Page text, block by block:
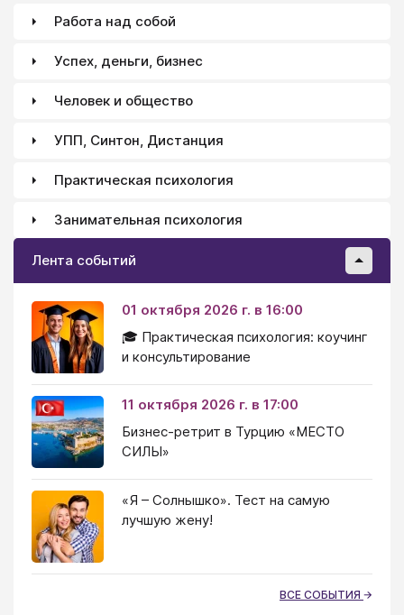
Работа над собой
Успех, деньги, бизнес
Человек и общество
УПП, Синтон, Дистанция
Практическая психология
Занимательная психология
Лента событий
01 октября 2026 г. в 16:00
🎓 Практическая психология: коучинг
и консультирование
11 октября 2026 г. в 17:00
Бизнес-ретрит в Турцию «МЕСТО
СИЛЫ»
«Я – Солнышко». Тест на самую
лучшую жену!
ВСЕ СОБЫТИЯ